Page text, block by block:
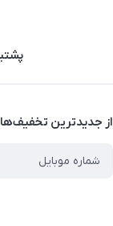
از جدید‌ترین تخفیف‌ها